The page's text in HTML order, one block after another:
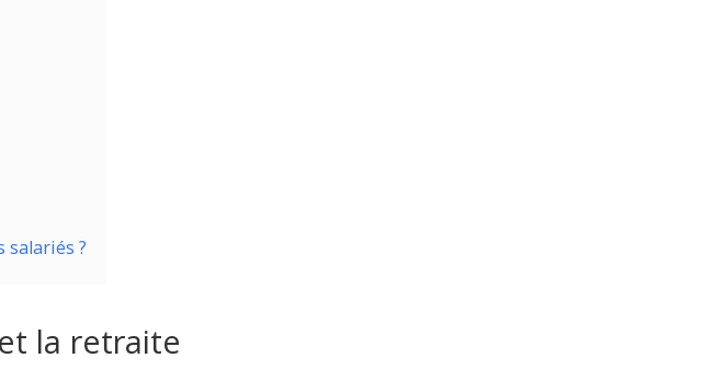
salariés ?
la retraite